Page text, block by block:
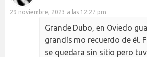
29 noviembre, 2023 a las 12:27 pm
Grande Dubo, en Oviedo
grandísimo recuerdo de él.
se quedara sin sitio pero